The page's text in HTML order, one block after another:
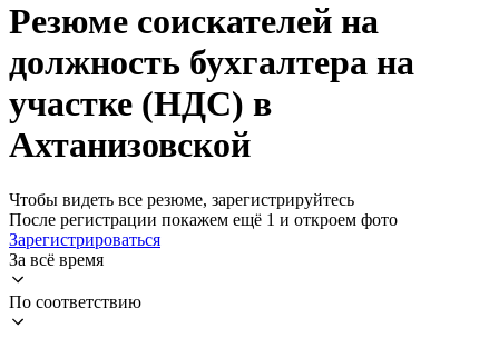
Резюме соискателей на
должность бухгалтера на
участке (НДС) в
Ахтанизовской
Чтобы видеть все резюме, зарегистрируйтесь
После регистрации покажем ещё 1 и откроем фото
Зарегистрироваться
За всё время
По соответствию